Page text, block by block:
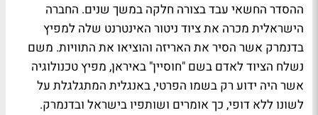
ההסדר החשאי עבד בצורה חלקה במשך שנים. החברה
הישראלית מכרה את ציוד ניטור האינטרנט שלה למפיץ
בדנמרק אשר הסיר את האריזה והוציאו את התוויות. משם
נשלח הציוד לאדם בשם "חוסיין" באיראן, מפיץ טכנולוגיה
אשר היה ידוע רק בשמו הפרטי, באנגלית המתגלגלת על
לשונו ללא דופי, כך אומרים ושותפיו בישראל ובדנמרק.